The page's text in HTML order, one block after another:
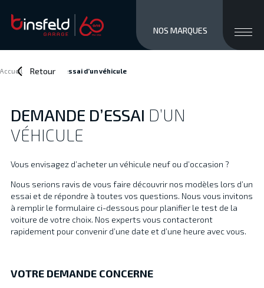
close
MARQUES
STOCK NEUF
SERVICES / VENTE
ATELIER
À PROPOS
ACCÈS ET CONTACTS
Private/Professional lease
Financements
Reprise
Jobs
Actualités
NOS MARQUES
Retour
Accueil Demande d’essai d’un véhicule
DEMANDE D’ESSAI D’UN
VÉHICULE
Vous envisagez d’acheter un véhicule neuf ou d’occasion ?
Nous serions ravis de vous faire découvrir nos modèles lors d’un
essai et de répondre à toutes vos questions. Nous vous invitons
à remplir le formulaire ci-dessous pour planifier le test de la
voiture de votre choix. Nos experts vous contacteront
rapidement pour convenir d’une date et d’une heure avec vous.
VOTRE DEMANDE CONCERNE